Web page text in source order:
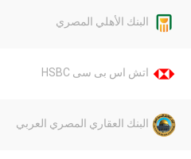
البنك الأهلي المصري
اتش اس بى سى HSBC
البنك العقاري المصري العربي